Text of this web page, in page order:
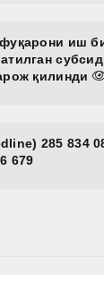
иш
қилинди
285 834
679